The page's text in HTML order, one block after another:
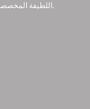
اللطيفة المخصصة بالكامل للعناية بجمالك بأكثر الطرق طبيعية.